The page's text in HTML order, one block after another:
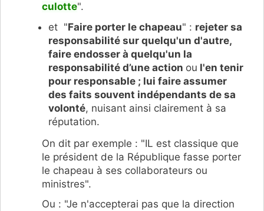
culotte".
et "Faire porter le chapeau" : rejeter sa
responsabilité sur quelqu'un d'autre,
faire endosser à quelqu'un la
responsabilité d’une action ou l'en tenir
pour responsable ; lui faire assumer
des faits souvent indépendants de sa
volonté, nuisant ainsi clairement à sa
réputation.
On dit par exemple : "IL est classique que
le président de la République fasse porter
le chapeau à ses collaborateurs ou
ministres".
Ou : "Je n'accepterai pas que la direction